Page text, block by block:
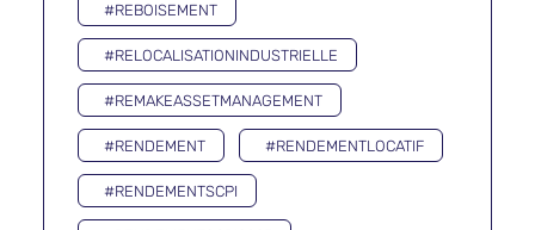
#REBOISEMENT
#RELOCALISATIONINDUSTRIELLE
#REMAKEASSETMANAGEMENT
#RENDEMENT #RENDEMENTLOCATIF
#RENDEMENTSCPI